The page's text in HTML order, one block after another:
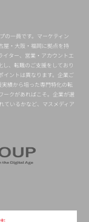
の一員です。マーケティン
屋・大阪・福岡に拠点を持
イター、営業・アカウントエ
し、転職のご支援をしており
イントは異なります。企業ご
績から培った専門特化の転
ークがあればこそ。企業が選
ているかなど、マスメディア